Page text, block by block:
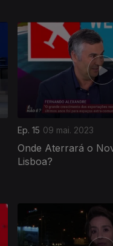
Ep. 15 09 mai. 2023
Onde Aterrará o
Lisboa?